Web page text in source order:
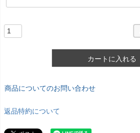
カートに入れる
商品についてのお問い合わせ
返品特約について